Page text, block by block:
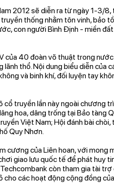
2012 sẽ diễn ra từ ngày 1-3/
thống nhằm tôn vinh, bảo
con người Bình Định - miền
của 40 đoàn võ thuật trong
thổ. Nội dung biểu diễn của
và binh khí, đối luyện tay
cổ truyền lần này ngoài chương
hoa, dâng trống tại Bảo tàng
Việt Nam; Hội đánh bài chòi,
Quy Nhơn.
cương của Liên hoan, với mong
giao lưu quốc tế để phát huy
còn tham gia tài
các hoạt động cộng đồng